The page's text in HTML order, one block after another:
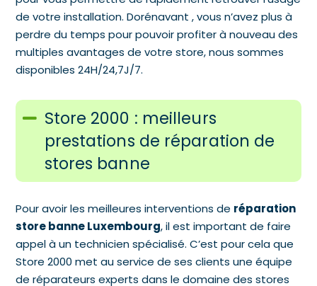
de votre installation. Dorénavant , vous n’avez plus à
perdre du temps pour pouvoir profiter à nouveau des
multiples avantages de votre store, nous sommes
disponibles 24H/24,7J/7.
Store 2000 : meilleurs
prestations de réparation de
stores banne
Pour avoir les meilleures interventions de réparation
store banne Luxembourg, il est important de faire
appel à un technicien spécialisé. C’est pour cela que
Store 2000 met au service de ses clients une équipe
de réparateurs experts dans le domaine des stores